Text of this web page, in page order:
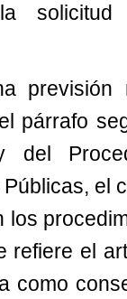
párrafo
del
el
los
refiere el
como